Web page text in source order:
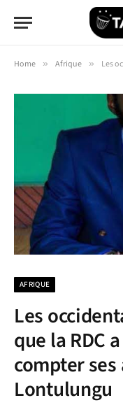
Home » Afrique » Les
AFRIQUE
Les
que la RDC
compter
Lontulungu